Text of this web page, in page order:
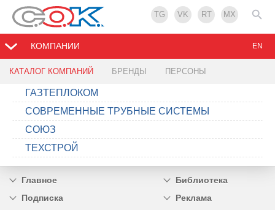
TG VK RT MX
КОМПАНИИ
КАТАЛОГ КОМПАНИЙ БРЕНДЫ ПЕРСОНЫ
EN
ГАЗТЕПЛОКОМ
СОВРЕМЕННЫЕ ТРУБНЫЕ СИСТЕМЫ
СОЮЗ
ТЕХСТРОЙ
Главное
Библиотека
Подписка
Реклама